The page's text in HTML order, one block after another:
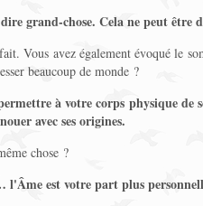
grand-chose. Cela ne peut être
Vous avez également évoqué le
beaucoup de monde ?
à votre corps physique de
avec ses origines.
chose ?
l'Âme est votre part plus